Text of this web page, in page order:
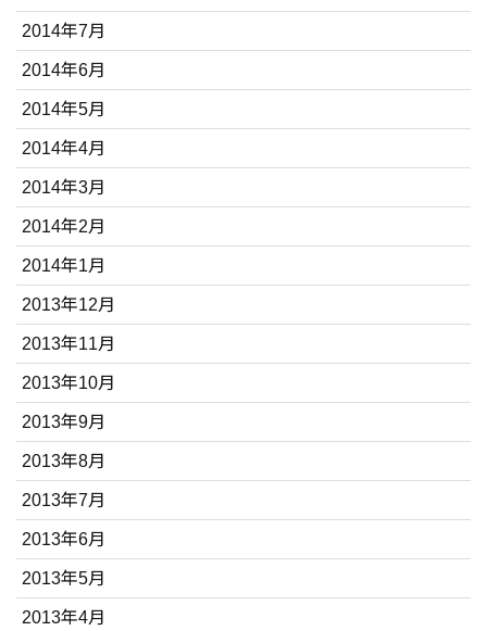
2014年7月
2014年6月
2014年5月
2014年4月
2014年3月
2014年2月
2014年1月
2013年12月
2013年11月
2013年10月
2013年9月
2013年8月
2013年7月
2013年6月
2013年5月
2013年4月